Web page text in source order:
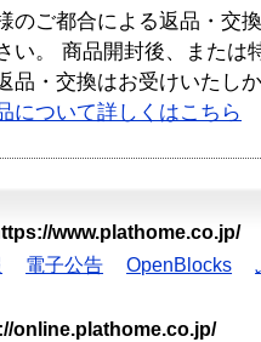
のご都合による返品・交
い。 商品開封後、または
品・交換はお受けいたし
について詳しくはこちら
www.plathome.co.jp/
電子公告 OpenBlocks
online.plathome.co.jp/